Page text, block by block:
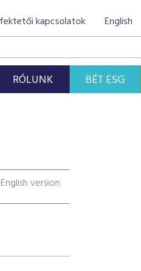
kapcsolatok English
RÓLUNK BÉT ESG
English version